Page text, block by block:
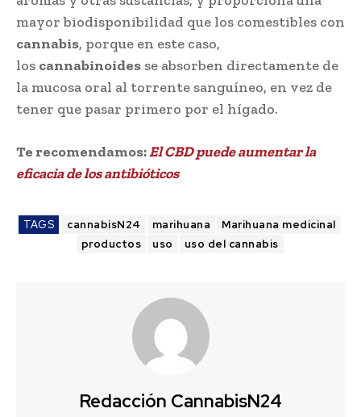
mayor biodisponibilidad que los comestibles con
cannabis, porque en este caso,
los cannabinoides se absorben directamente de
la mucosa oral al torrente sanguíneo, en vez de
tener que pasar primero por el hígado.
Te recomendamos:El CBD puede aumentar la
eficacia de los antibióticos
TAGS cannabisN24 marihuana
Marihuana medicinal
productos
uso uso del cannabis
Redacción CannabisN24